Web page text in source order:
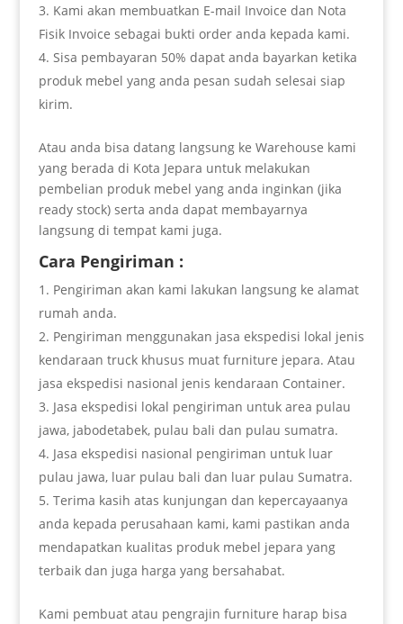
Kami akan membuatkan E-mail Invoice dan Nota
Fisik Invoice sebagai bukti order anda kepada kami.
Sisa pembayaran 50% dapat anda bayarkan ketika
produk mebel yang anda pesan sudah selesai siap
kirim.
Atau anda bisa datang langsung ke Warehouse kami
yang berada di Kota Jepara untuk melakukan
pembelian produk mebel yang anda inginkan (jika
ready stock) serta anda dapat membayarnya
langsung di tempat kami juga.
Cara Pengiriman :
Pengiriman akan kami lakukan langsung ke alamat
rumah anda.
Pengiriman menggunakan jasa ekspedisi lokal jenis
kendaraan truck khusus muat furniture jepara. Atau
jasa ekspedisi nasional jenis kendaraan Container.
Jasa ekspedisi lokal pengiriman untuk area pulau
jawa, jabodetabek, pulau bali dan pulau sumatra.
Jasa ekspedisi nasional pengiriman untuk luar
pulau jawa, luar pulau bali dan luar pulau Sumatra.
Terima kasih atas kunjungan dan kepercayaanya
anda kepada perusahaan kami, kami pastikan anda
mendapatkan kualitas produk mebel jepara yang
terbaik dan juga harga yang bersahabat.
Kami pembuat atau pengrajin furniture harap bisa